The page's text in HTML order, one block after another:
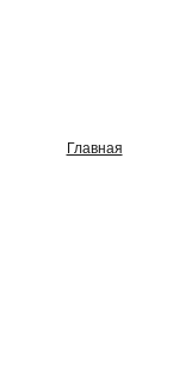
Главная